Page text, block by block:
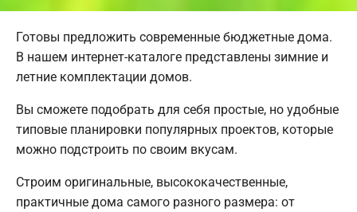
Готовы предложить современные бюджетные дома.
В нашем интернет-каталоге представлены зимние и
летние комплектации домов.
Вы сможете подобрать для себя простые, но удобные
типовые планировки популярных проектов, которые
можно подстроить по своим вкусам.
Строим оригинальные, высококачественные,
практичные дома самого разного размера: от